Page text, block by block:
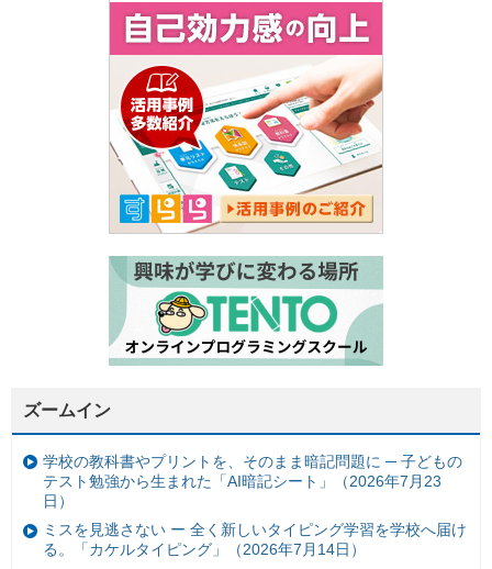
ズームイン
学校の教科書やプリントを、そのまま暗記問題に ─ 子どもの
テスト勉強から生まれた「AI暗記シート」（2026年7月23
日）
ミスを見逃さない ー 全く新しいタイピング学習を学校へ届け
る。「カケルタイピング」（2026年7月14日）